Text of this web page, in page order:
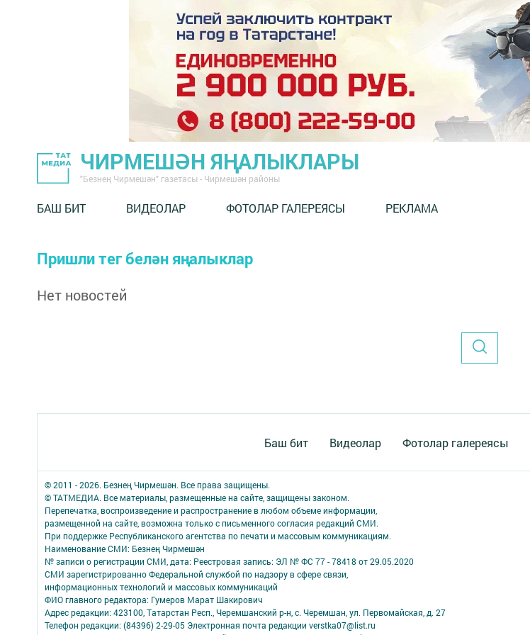
ЧИРМЕШӘН ЯҢАЛЫКЛАРЫ
"Безнең Чирмешән" газетасы - Чирмешән районы
БАШ БИТ ВИДЕОЛАР ФОТОЛАР ГАЛЕРЕЯСЫ РЕКЛАМА
Пришли тег белән яңалыклар
Нет новостей
Баш бит Видеолар Фотолар галереясы
© 2011 - 2026. Безнең Чирмешән. Все права защищены.
© ТАТМЕДИА. Все материалы, размещенные на сайте, защищены законом.
Перепечатка, воспроизведение и распространение в любом объеме информации,
размещенной на сайте, возможна только с письменного согласия редакций СМИ.
При поддержке Республиканского агентства по печати и массовым коммуникациям.
Наименование СМИ: Безнең Чирмешән
№ записи о регистрации СМИ, дата: Реестровая запись: ЭЛ № ФС 77 - 78418 от 29.05.2020
СМИ зарегистрированно Федеральной службой по надзору в сфере связи,
информационных технологий и массовых коммуникаций
ФИО главного редактора: Гумеров Марат Шакирович
Адрес редакции: 423100, Татарстан Респ., Черемшанский р-н, с. Черемшан, ул. Первомайская, д. 27
Телефон редакции: (84396) 2-29-05 Электронная почта редакции verstka07@list.ru